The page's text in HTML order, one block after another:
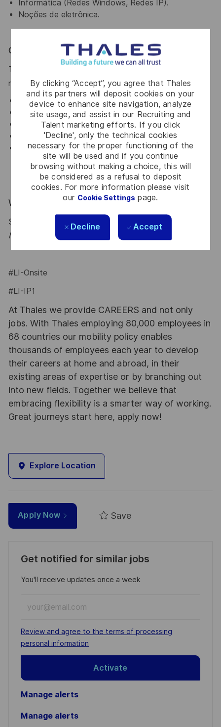
By clicking “Accept”, you agree that Thales
and its partners will deposit cookies on your
device to enhance site navigation, analyze
site usage, and assist in our Recruiting and
Talent marketing efforts. If you click
'Decline', only the technical cookies
necessary for the proper functioning of the
site will be used and if you continue
browsing without making a choice, this will
be considered as a refusal to deposit
cookies. For more information please visit
our Cookie Settings page.
Decline Accept
Informática (Redes Windows, Redes IP).
Noções de eletrônica.
O que oferecemos
Thales oferece um programa de benefícios para
nossos estagiários que inclui:
Bolsa Auxilio
Convênio Médico
Vale Refeição
Vale Transporte
Gympass
Why Join Us?
Say HI and learn more about working at Thales
here
#LI-Onsite
#LI-IP1
At Thales we provide CAREERS and not only
jobs. With Thales employing 80,000 employees in
68 countries our mobility policy enables
thousands of employees each year to develop
their careers at home and abroad, in their
existing areas of expertise or by branching out
into new fields. Together we believe that
embracing flexibility is a smarter way of working.
Great journeys start here, apply now!
Explore Location
Apply Now Save
Get notified for similar jobs
You'll receive updates once a week
Email
address
(Required)
Required
Review and agree to the terms of processing
personal information
Activate
Manage alerts
Manage alerts